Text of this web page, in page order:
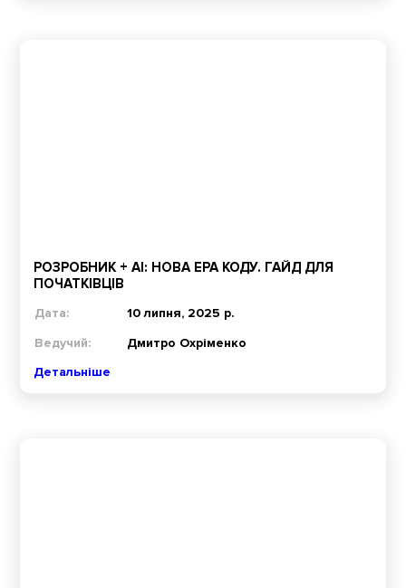
РОЗРОБНИК + AI: НОВА ЕРА КОДУ. ГАЙД ДЛЯ
ПОЧАТКІВЦІВ
Дата:
10 липня, 2025 р.
Ведучий:
Дмитро Охріменко
Детальніше